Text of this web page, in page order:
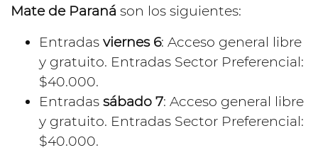
Mate de Paraná son los siguientes:
Entradas viernes 6: Acceso general libre
y gratuito. Entradas Sector Preferencial:
$40.000.
Entradas sábado 7: Acceso general libre
y gratuito. Entradas Sector Preferencial:
$40.000.